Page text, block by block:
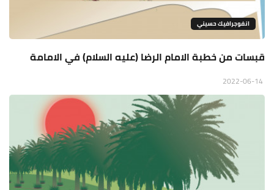
انفوجرافيك حسيني
قبسات من خطبة الامام الرضا (عليه السلام) في الامامة